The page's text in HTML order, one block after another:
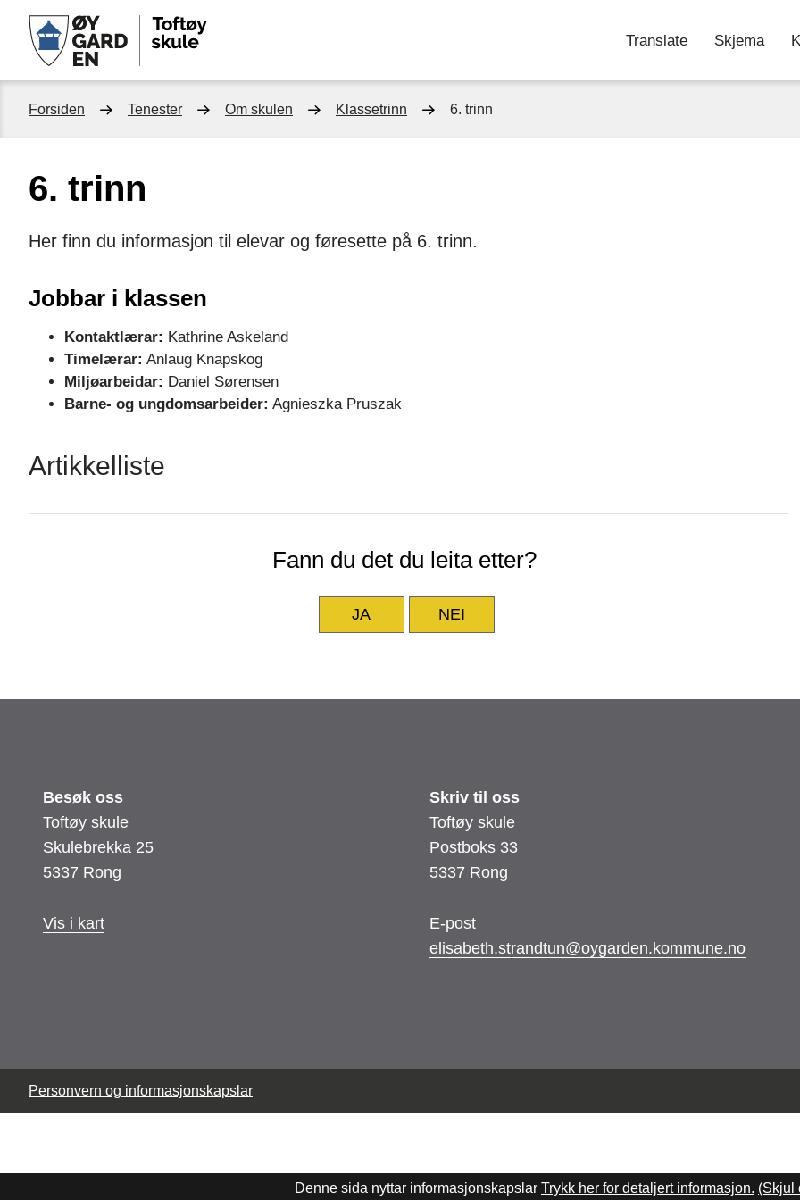
Toftøy
skule
Translate Skjema
Du
her:
Forsiden Tenester Om skulen Klassetrinn 6. trinn
6. trinn
Her finn du informasjon til elevar og føresette på 6. trinn.
Jobbar i klassen
Kontaktlærar: Kathrine Askeland
Timelærar: Anlaug Knapskog
Miljøarbeidar: Daniel Sørensen
Barne- og ungdomsarbeider: Agnieszka Pruszak
Artikkelliste
Fann du det du leita etter?
JA NEI
Besøk oss
Toftøy skule
Skulebrekka 25
5337 Rong
Vis i kart
Skriv til oss
Toftøy skule
Postboks 33
5337 Rong
E-post
elisabeth.strandtun@oygarden.kommune.no
Personvern og informasjonskapslar
Denne sida nyttar informasjonskapslar Trykk her for detaljert informasjon. (Skjul